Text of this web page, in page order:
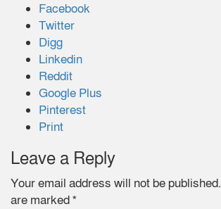
Facebook
Twitter
Digg
Linkedin
Reddit
Google Plus
Pinterest
Print
Leave a Reply
Your email address will not be published.
are marked*